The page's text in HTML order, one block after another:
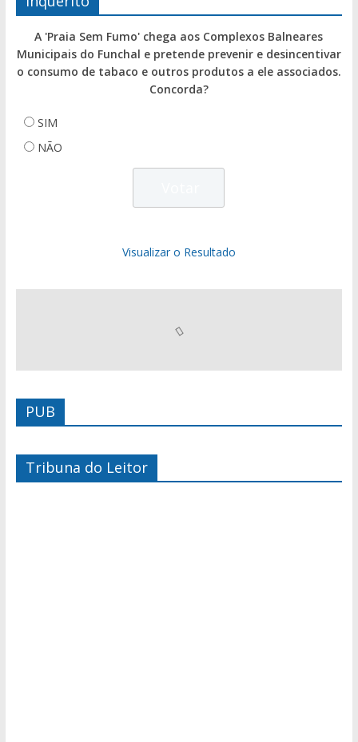
A 'Praia Sem Fumo' chega aos Complexos Balneares
Municipais do Funchal e pretende prevenir e desincentivar
o consumo de tabaco e outros produtos a ele associados.
Concorda?
SIM
NÃO
Visualizar o Resultado
PUB
Tribuna do Leitor